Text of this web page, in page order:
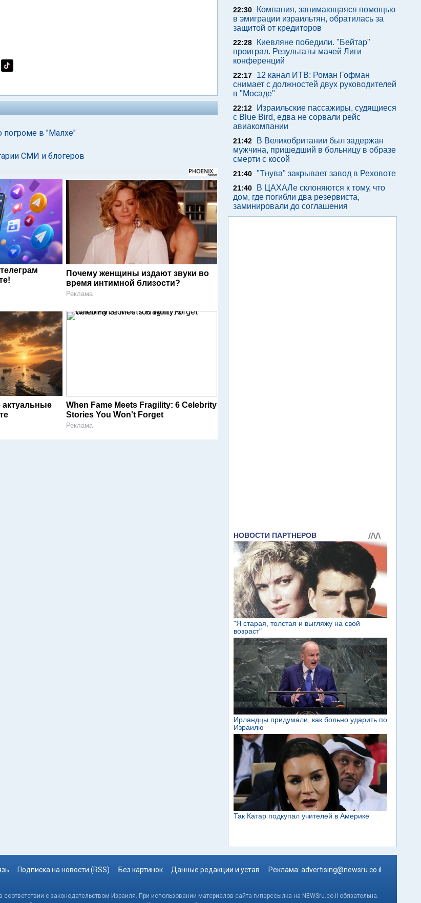
погроме в "Малхе"
СМИ и блогеров
Почему женщины издают звуки во
время интимной близости?
Реклама
When Fame Meets Fragility: 6 Celebrity
Stories You Won't Forget
Реклама
22:30
Компания, занимающаяся помощью
в эмиграции израильтян, обратилась за
защитой от кредиторов
22:28
Киевляне победили. "Бейтар"
проиграл. Результаты мачей Лиги
конференций
22:17
12 канал ИТВ: Роман Гофман
снимает с должностей двух руководителей
в "Мосаде"
22:12
Израильские пассажиры, судящиеся
с Blue Bird, едва не сорвали рейс
авиакомпании
21:42
В Великобритании был задержан
мужчина, пришедший в больницу в образе
смерти с косой
21:40 "Тнува" закрывает завод в Реховоте
21:40
В ЦАХАЛе склоняются к тому, что
дом, где погибли два резервиста,
заминировали до соглашения
Подписка на новости (RSS) Без картинок Данные редакции и устав Реклама: advertising@newsru.co.il
с законодательством Израиля. При использовании материалов сайта гиперссылка на NEWSru.co.il обязательна.